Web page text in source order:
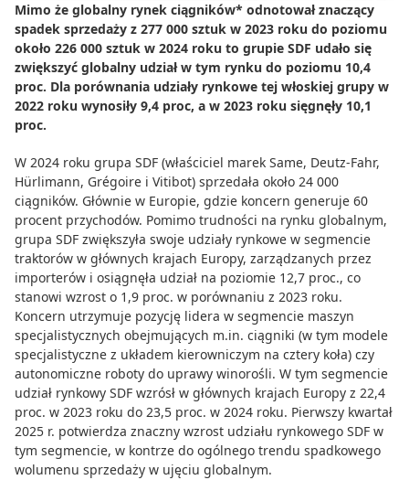
Mimo że globalny rynek ciągników* odnotował znaczący
spadek sprzedaży z 277 000 sztuk w 2023 roku do poziomu
około 226 000 sztuk w 2024 roku to grupie SDF udało się
zwiększyć globalny udział w tym rynku do poziomu 10,4
proc. Dla porównania udziały rynkowe tej włoskiej grupy w
2022 roku wynosiły 9,4 proc, a w 2023 roku sięgnęły 10,1
proc.
W 2024 roku grupa SDF (właściciel marek Same, Deutz-Fahr,
Hürlimann, Grégoire i Vitibot) sprzedała około 24 000
ciągników. Głównie w Europie, gdzie koncern generuje 60
procent przychodów. Pomimo trudności na rynku globalnym,
grupa SDF zwiększyła swoje udziały rynkowe w segmencie
traktorów w głównych krajach Europy, zarządzanych przez
importerów i osiągnęła udział na poziomie 12,7 proc., co
stanowi wzrost o 1,9 proc. w porównaniu z 2023 roku.
Koncern utrzymuje pozycję lidera w segmencie maszyn
specjalistycznych obejmujących m.in. ciągniki (w tym modele
specjalistyczne z układem kierowniczym na cztery koła) czy
autonomiczne roboty do uprawy winorośli. W tym segmencie
udział rynkowy SDF wzrósł w głównych krajach Europy z 22,4
proc. w 2023 roku do 23,5 proc. w 2024 roku. Pierwszy kwartał
2025 r. potwierdza znaczny wzrost udziału rynkowego SDF w
tym segmencie, w kontrze do ogólnego trendu spadkowego
wolumenu sprzedaży w ujęciu globalnym.